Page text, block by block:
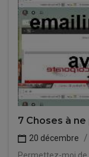
7 Choses à
20 décembre